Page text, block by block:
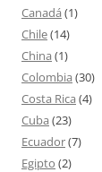
Canadá (1)
Chile(14)
China (1)
Colombia (30)
Costa Rica (4)
Cuba (23)
Ecuador(7)
Egipto (2)